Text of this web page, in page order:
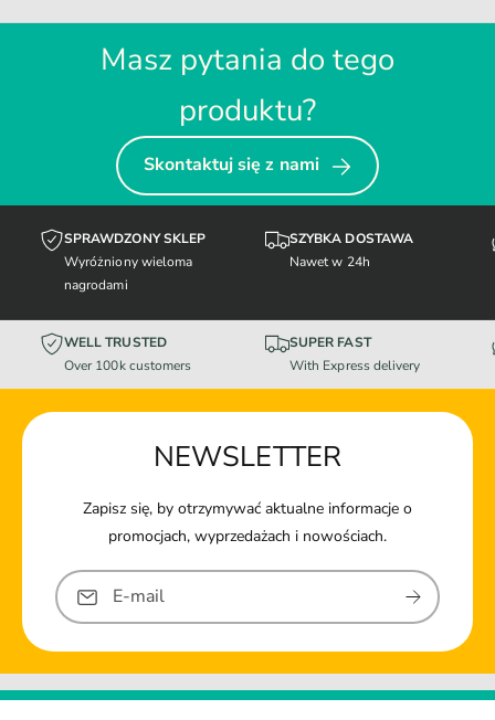
Masz pytania do tego
produktu?
Skontaktuj się z nami
SPRAWDZONY SKLEP
Wyróżniony wieloma
nagrodami
SZYBKA DOSTAWA
Nawet w 24h
WELL TRUSTED
Over 100k customers
SUPER FAST
With Express delivery
NEWSLETTER
Zapisz się, by otrzymywać aktualne informacje o
promocjach, wyprzedażach i nowościach.
E-mail